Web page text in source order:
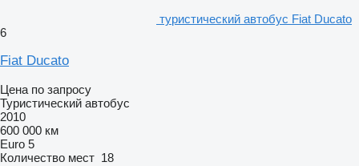
туристический автобус Fiat Ducato
6
Fiat Ducato
Цена по запросу
Туристический автобус
2010
600 000 км
Euro 5
Количество мест 18